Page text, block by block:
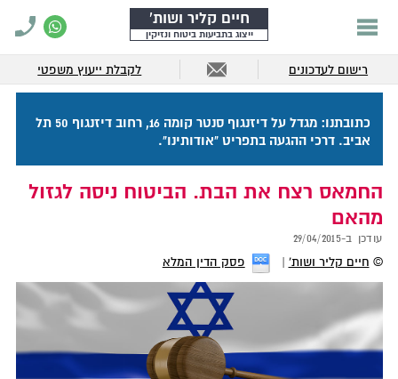
חיים קליר ושות'
ייצוג בתביעות ביטוח ונזיקין
רישום לעדכונים לקבלת ייעוץ משפטי
כתובתנו: מגדל על דיזנגוף סנטר קומה 16, רחוב דיזנגוף 50 תל
אביב. דרכי ההגעה בתפריט "אודותינו".
החמאס רצח את הבת. הביטוח ניסה לגזול
מהאם
עודכן ב-29/04/2015
© חיים קליר ושות' פסק הדין המלא